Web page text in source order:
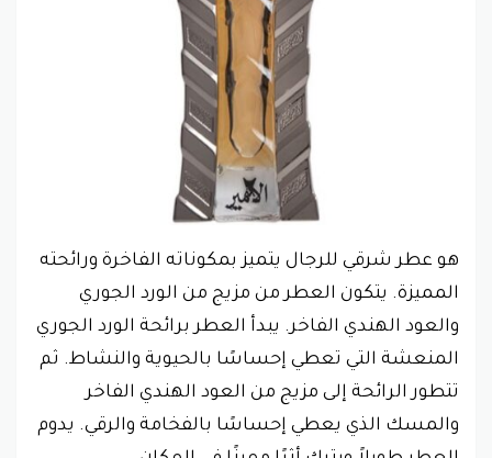
هو عطر شرقي للرجال يتميز بمكوناته الفاخرة ورائحته
المميزة. يتكون العطر من مزيج من الورد الجوري
والعود الهندي الفاخر. يبدأ العطر برائحة الورد الجوري
المنعشة التي تعطي إحساسًا بالحيوية والنشاط. ثم
تتطور الرائحة إلى مزيج من العود الهندي الفاخر
والمسك الذي يعطي إحساسًا بالفخامة والرقي. يدوم